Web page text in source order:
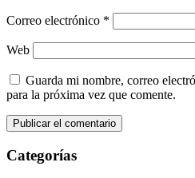
Correo electrónico *
Web
Guarda mi nombre, correo
para la próxima vez que comente.
Categorías